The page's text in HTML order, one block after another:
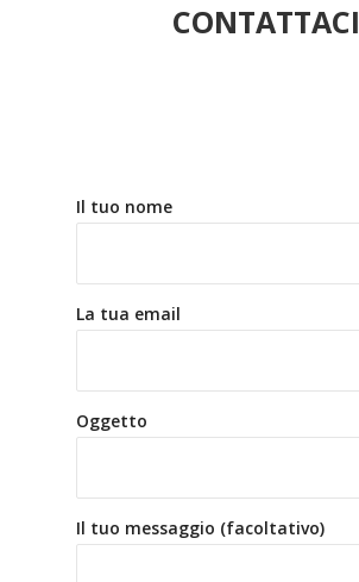
CONTATTACI
Il tuo nome
La tua email
Oggetto
Il tuo messaggio (facoltativo)